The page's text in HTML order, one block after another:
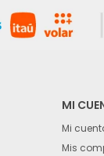
MI
Mi
Mis